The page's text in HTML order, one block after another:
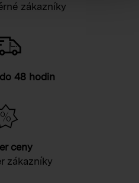
zákazníky
48 hodin
ceny
zákazníky